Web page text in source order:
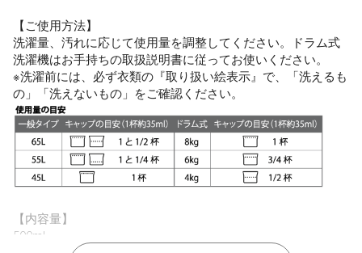
【ご使用方法】
洗濯量、汚れに応じて使用量を調整してください。ドラム式
洗濯機はお手持ちの取扱説明書に従ってお使いください。
※洗濯前には、必ず衣類の『取り扱い絵表示』で、「洗えるも
の」「洗えないもの」をご確認ください。
【内容量】
500mL